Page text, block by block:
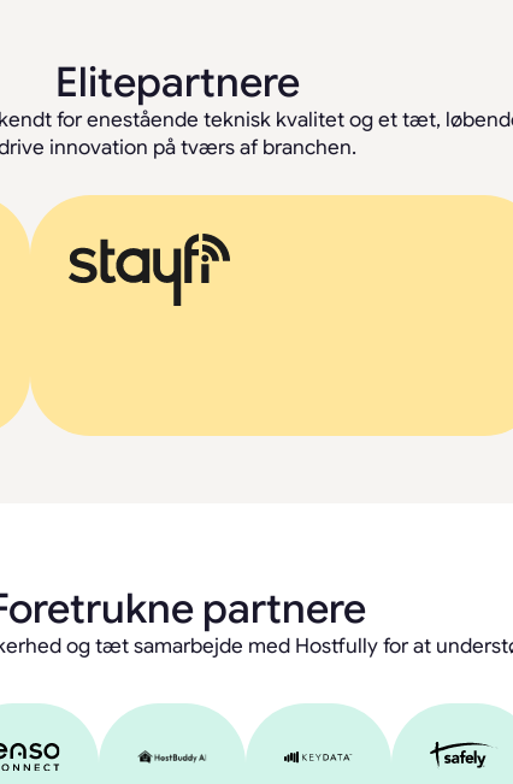
Elitepartnere
for enestående teknisk kvalitet og et tæt,
innovation på tværs af branchen.
partnere
og tæt samarbejde med Hostfully for at